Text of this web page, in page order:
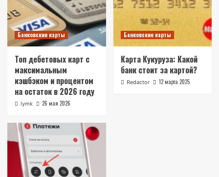
Банковские карты
Топ дебетовых карт с
максимальным
кэшбэком и процентом
на остаток в 2026 году
lymk 26 мая 2026
Банковские карты
Карта Кукуруза: Какой
банк стоит за картой?
Redactor 12 марта 2025